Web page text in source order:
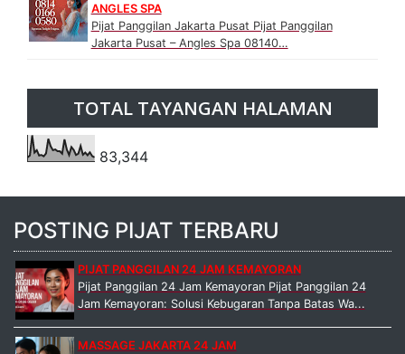
ANGLES SPA
Pijat Panggilan Jakarta Pusat Pijat Panggilan
Jakarta Pusat – Angles Spa 08140…
TOTAL TAYANGAN HALAMAN
83,344
POSTING PIJAT TERBARU
PIJAT PANGGILAN 24 JAM KEMAYORAN
Pijat Panggilan 24 Jam Kemayoran Pijat Panggilan 24
Jam Kemayoran: Solusi Kebugaran Tanpa Batas Wa...
MASSAGE JAKARTA 24 JAM